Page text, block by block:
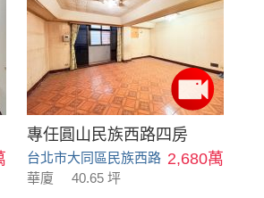
專任圓山民族西路四房
台北市大同區民族西路 2,680萬
華廈 40.65 坪